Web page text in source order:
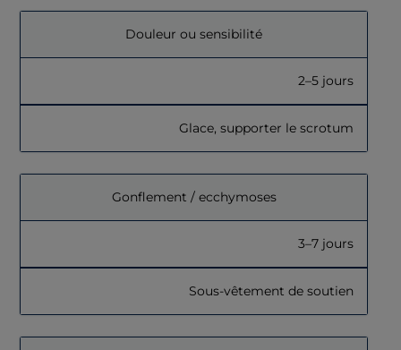
Douleur ou sensibilité
2–5 jours
Glace, supporter le scrotum
Gonflement / ecchymoses
3–7 jours
Sous-vêtement de soutien